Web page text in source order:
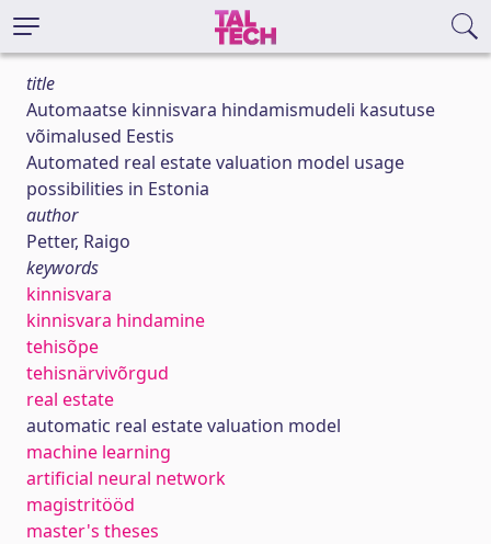
title
Automaatse kinnisvara hindamismudeli kasutuse
võimalused Eestis
Automated real estate valuation model usage
possibilities in Estonia
author
Petter, Raigo
keywords
kinnisvara
kinnisvara hindamine
tehisõpe
tehisnärvivõrgud
real estate
automatic real estate valuation model
machine learning
artificial neural network
magistritööd
master's theses